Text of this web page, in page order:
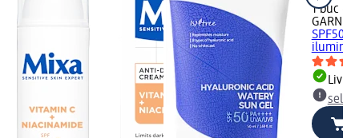
1 buc
GARNIER
SPF50+